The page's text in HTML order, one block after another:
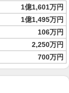
1億1,601万円
1億1,495万円
106万円
2,250万円
700万円